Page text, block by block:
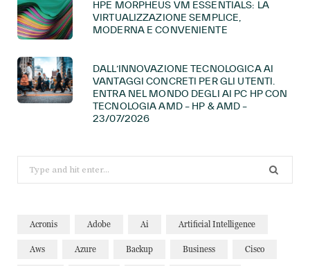
HPE MORPHEUS VM ESSENTIALS: LA
VIRTUALIZZAZIONE SEMPLICE,
MODERNA E CONVENIENTE
DALL’INNOVAZIONE TECNOLOGICA AI
VANTAGGI CONCRETI PER GLI UTENTI.
ENTRA NEL MONDO DEGLI AI PC HP CON
TECNOLOGIA AMD – HP & AMD –
23/07/2026
for:
Acronis Adobe Ai Artificial Intelligence
Aws Azure Backup Business Cisco